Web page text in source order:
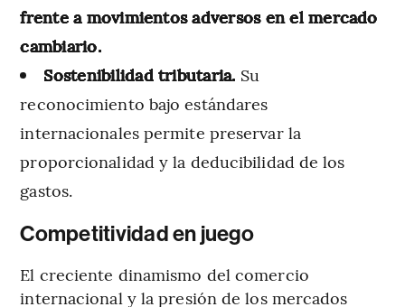
frente a movimientos adversos en el mercado
cambiario.
Sostenibilidad tributaria. Su
reconocimiento bajo estándares
internacionales permite preservar la
proporcionalidad y la deducibilidad de los
gastos.
Competitividad en juego
El creciente dinamismo del comercio
internacional y la presión de los mercados